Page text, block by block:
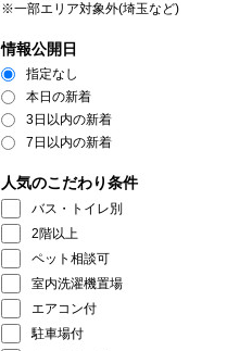
※一部エリア対象外(埼玉など)
情報公開日
指定なし
本日の新着
3日以内の新着
7日以内の新着
人気のこだわり条件
バス・トイレ別
2階以上
ペット相談可
室内洗濯機置場
エアコン付
駐車場付